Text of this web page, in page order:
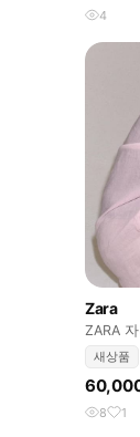
4
Zara
ZARA
리 힐
새상품
8 1